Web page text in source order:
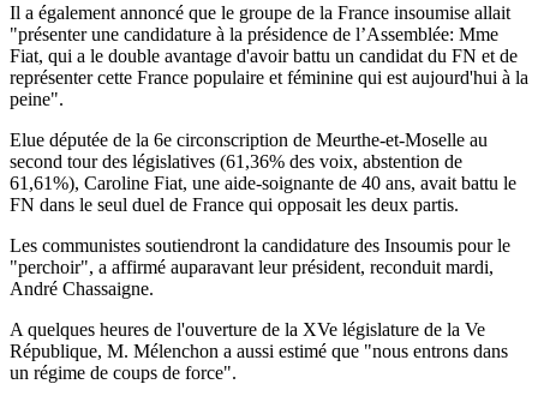
Il a également annoncé que le groupe de la France insoumise allait
"présenter une candidature à la présidence de l’Assemblée: Mme
Fiat, qui a le double avantage d'avoir battu un candidat du FN et de
représenter cette France populaire et féminine qui est aujourd'hui à la
peine".
Elue députée de la 6e circonscription de Meurthe-et-Moselle au
second tour des législatives (61,36% des voix, abstention de
61,61%), Caroline Fiat, une aide-soignante de 40 ans, avait battu le
FN dans le seul duel de France qui opposait les deux partis.
Les communistes soutiendront la candidature des Insoumis pour le
"perchoir", a affirmé auparavant leur président, reconduit mardi,
André Chassaigne.
A quelques heures de l'ouverture de la XVe législature de la Ve
République, M. Mélenchon a aussi estimé que "nous entrons dans
un régime de coups de force".